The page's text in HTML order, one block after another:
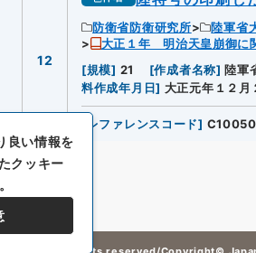
12
防衛省防衛研究所 陸軍省
大正１年 明治天皇崩御に
[規模] 21 [作成者名称] 陸軍
料作成年月日] 大正元年１２月
レファレンスコード]
良い情報を
クッキー